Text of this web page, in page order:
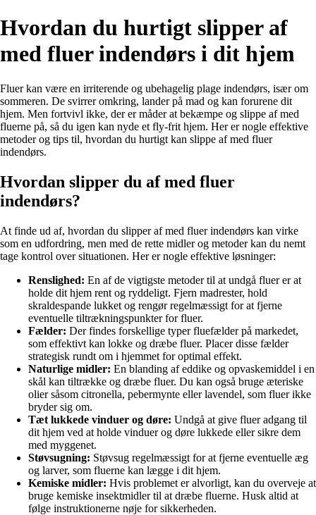
Hvordan du hurtigt slipper af
med fluer indendørs i dit hjem
Fluer kan være en irriterende og ubehagelig plage indendørs, især om
sommeren. De svirrer omkring, lander på mad og kan forurene dit
hjem. Men fortvivl ikke, der er måder at bekæmpe og slippe af med
fluerne på, så du igen kan nyde et fly-frit hjem. Her er nogle effektive
metoder og tips til, hvordan du hurtigt kan slippe af med fluer
indendørs.
Hvordan slipper du af med fluer
indendørs?
At finde ud af, hvordan du slipper af med fluer indendørs kan virke
som en udfordring, men med de rette midler og metoder kan du nemt
tage kontrol over situationen. Her er nogle effektive løsninger:
Renslighed: En af de vigtigste metoder til at undgå fluer er at
holde dit hjem rent og ryddeligt. Fjern madrester, hold
skraldespande lukket og rengør regelmæssigt for at fjerne
eventuelle tiltrækningspunkter for fluer.
Fælder: Der findes forskellige typer fluefælder på markedet,
som effektivt kan lokke og dræbe fluer. Placer disse fælder
strategisk rundt om i hjemmet for optimal effekt.
Naturlige midler: En blanding af eddike og opvaskemiddel i en
skål kan tiltrække og dræbe fluer. Du kan også bruge æteriske
olier såsom citronella, pebermynte eller lavendel, som fluer ikke
bryder sig om.
Tæt lukkede vinduer og døre: Undgå at give fluer adgang til
dit hjem ved at holde vinduer og døre lukkede eller sikre dem
med myggenet.
Støvsugning: Støvsug regelmæssigt for at fjerne eventuelle æg
og larver, som fluerne kan lægge i dit hjem.
Kemiske midler: Hvis problemet er alvorligt, kan du overveje at
bruge kemiske insektmidler til at dræbe fluerne. Husk altid at
følge instruktionerne nøje for sikkerheden.